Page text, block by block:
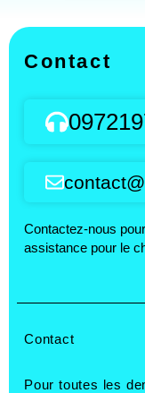
Contact
Contactez-nous
assistance pour le
Contact
Pour toutes les